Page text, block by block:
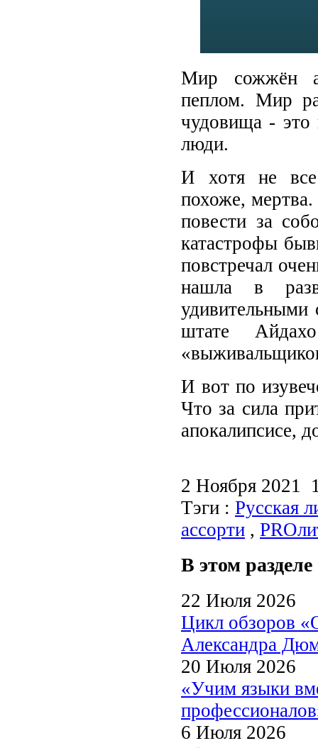
Мир сожжён
пеплом. Мир
чудовища - это
люди.
И хотя не все
похоже,
повести за
катастрофы
повстречал
нашла в
штате
И вот по
Что за сила
апокалипсисе,
2 Ноября 2021
Тэги : Русская
ассорти ,
В этом разделе
22 Июля 2026
Цикл обзоров
Александра
20 Июля 2026
«Учим языки
6 Июля 2026